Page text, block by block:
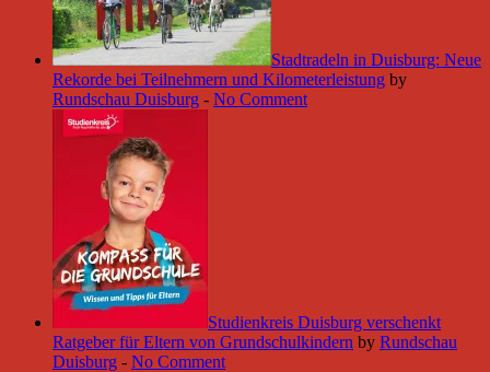
Stadtradeln in Duisburg: Neue
Rekorde bei Teilnehmern und Kilometerleistung by
Rundschau Duisburg - No Comment
Studienkreis Duisburg verschenkt
Ratgeber für Eltern von Grundschulkindern by Rundschau
Duisburg - No Comment